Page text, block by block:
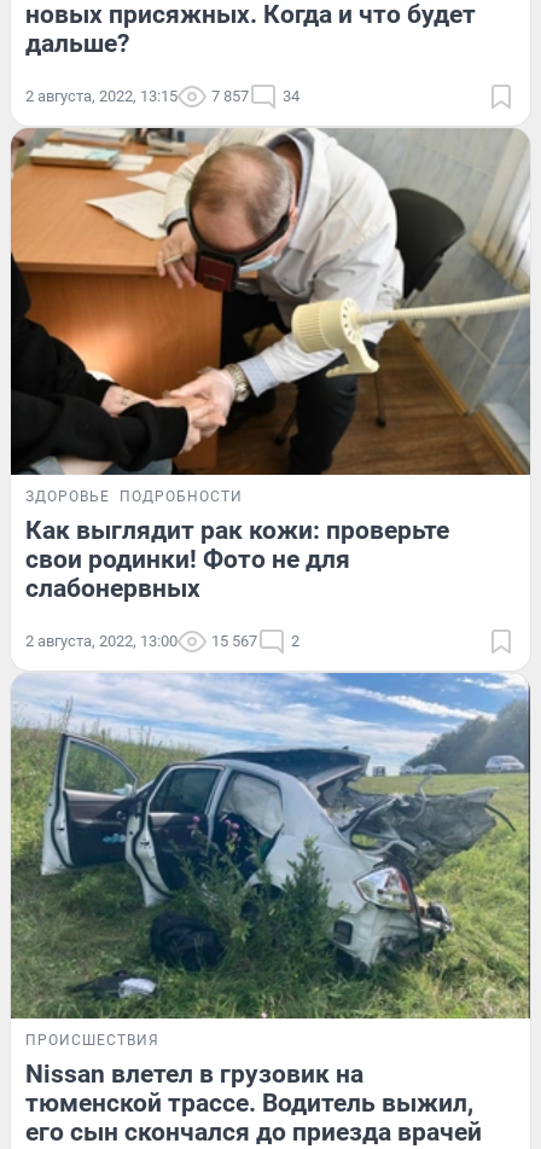
новых присяжных. Когда и что будет
дальше?
2 августа, 2022, 13:15 7 857 34
ЗДОРОВЬЕ ПОДРОБНОСТИ
Как выглядит рак кожи: проверьте
свои родинки! Фото не для
слабонервных
2 августа, 2022, 13:00 15 567 2
ПРОИСШЕСТВИЯ
Nissan влетел в грузовик на
тюменской трассе. Водитель выжил,
его сын скончался до приезда врачей